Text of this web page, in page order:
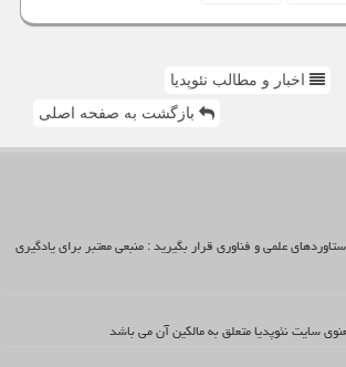
اخبار و مطالب نئوپدیا
بازگشت به صفحه اصلی
علمی و فناوری قرار بگیرید : منبعی معتبر برای یادگیری